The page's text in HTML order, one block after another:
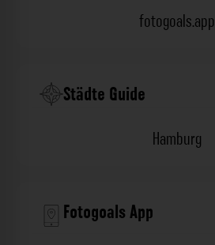
fotogoals.app
Städte Guide
Hamburg
Fotogoals App